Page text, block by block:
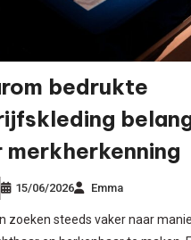
bedrukte
merkherkenning
15/06/2026 Emma
zoeken steeds vaker naar